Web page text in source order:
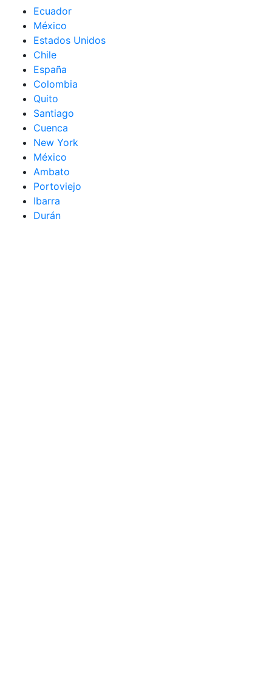
Ecuador
México
Estados Unidos
Chile
España
Colombia
Quito
Santiago
Cuenca
New York
México
Ambato
Portoviejo
Ibarra
Durán